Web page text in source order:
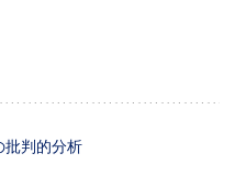
批判的分析